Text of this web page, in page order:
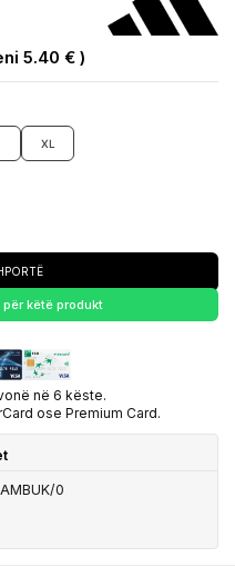
5.40 € )
XL
për këtë produkt
në 6 këste.
ose Premium Card.
0